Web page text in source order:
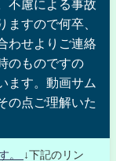
不慮による事故
ますので何卒、
わせよりご連絡
のものですの
ます。動画サム
の点ご理解いた
。
↓下記のリン